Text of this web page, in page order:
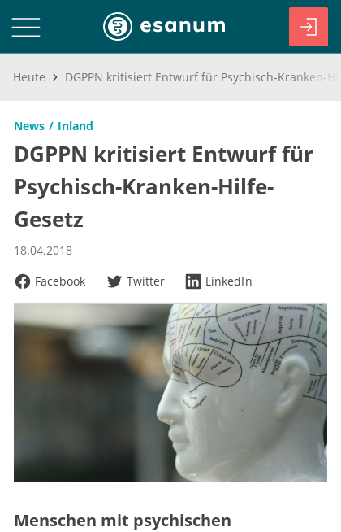
Heute
News Inland
DGPPN kritisiert Entwurf für
Psychisch-Kranken-Hilfe-
Gesetz
18.04.2018
Facebook
Twitter LinkedIn
Menschen mit psychischen